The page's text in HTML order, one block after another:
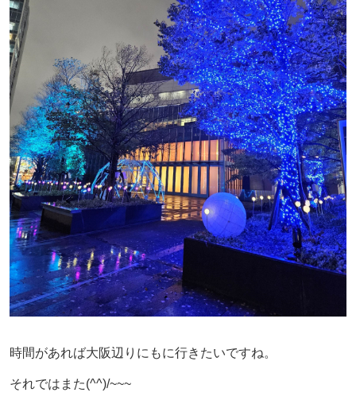
時間があれば大阪辺りにもに行きたいですね。
それではまた(^^)/~~~